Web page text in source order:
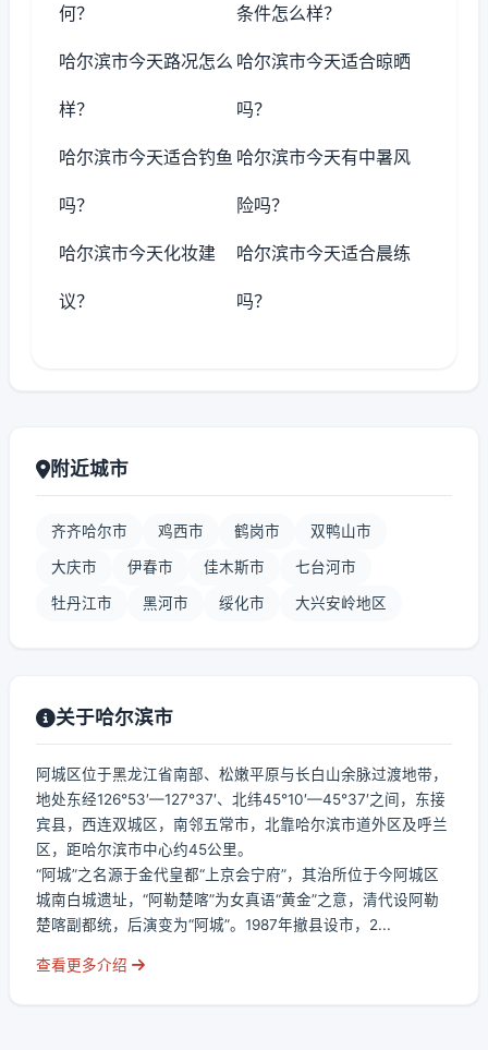
何？ 条件怎么样？
哈尔滨市今天路况怎么
样？
哈尔滨市今天适合晾晒
吗？
哈尔滨市今天适合钓鱼
吗？
哈尔滨市今天有中暑风
险吗？
哈尔滨市今天化妆建
议？
哈尔滨市今天适合晨练
吗？
附近城市
齐齐哈尔市 鸡西市 鹤岗市 双鸭山市
大庆市 伊春市 佳木斯市 七台河市
牡丹江市 黑河市 绥化市 大兴安岭地区
关于哈尔滨市
阿城区位于黑龙江省南部、松嫩平原与长白山余脉过渡地带，
地处东经126°53′—127°37′、北纬45°10′—45°37′之间，东接
宾县，西连双城区，南邻五常市，北靠哈尔滨市道外区及呼兰
区，距哈尔滨市中心约45公里。
“阿城”之名源于金代皇都“上京会宁府”，其治所位于今阿城区
城南白城遗址，“阿勒楚喀”为女真语“黄金”之意，清代设阿勒
楚喀副都统，后演变为“阿城”。1987年撤县设市，2...
查看更多介绍